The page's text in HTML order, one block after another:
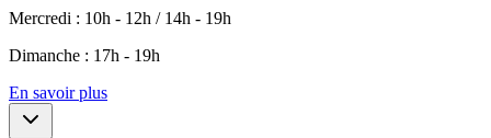
Mercredi : 10h - 12h / 14h - 19h
Dimanche : 17h - 19h
En savoir plus